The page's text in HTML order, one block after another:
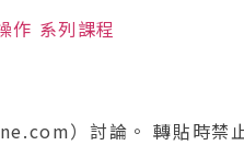
作 系列課程
）討論。 轉貼時禁